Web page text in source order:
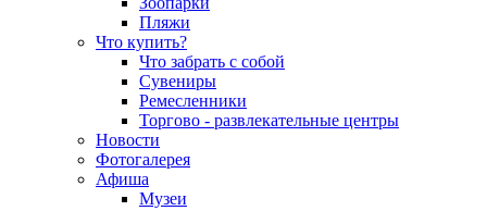
Пляжи
Что купить?
Что забрать с собой
Сувениры
Ремесленники
Торгово - развлекательные центры
Новости
Фотогалерея
Афиша
Музеи